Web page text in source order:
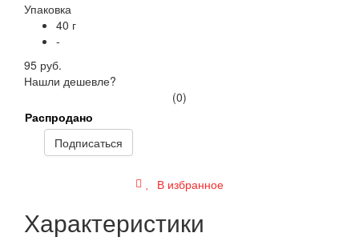
Упаковка
40 г
-
95 руб.
Нашли дешевле?
(0)
Распродано
Подписаться
В избранное
Характеристики